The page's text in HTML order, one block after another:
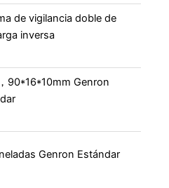
de vigilancia doble de
inversa
90*16*10mm Genron
Genron Estándar